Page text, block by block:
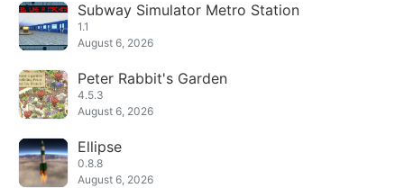
Subway Simulator Metro Station
1.1
August 6, 2026
Peter Rabbit's Garden
4.5.3
August 6, 2026
Ellipse
0.8.8
August 6, 2026